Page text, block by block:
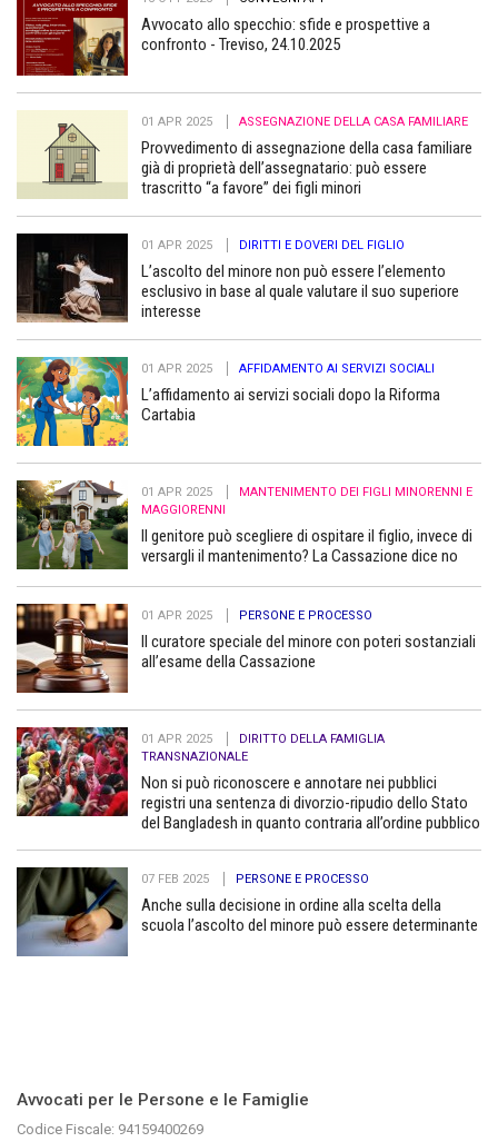
Avvocato allo specchio: sfide e prospettive a
confronto - Treviso, 24.10.2025
01 APR 2025 ASSEGNAZIONE DELLA CASA FAMILIARE
Provvedimento di assegnazione della casa familiare
già di proprietà dell’assegnatario: può essere
trascritto “a favore” dei figli minori
01 APR 2025 DIRITTI E DOVERI DEL FIGLIO
L’ascolto del minore non può essere l’elemento
esclusivo in base al quale valutare il suo superiore
interesse
01 APR 2025 AFFIDAMENTO AI SERVIZI SOCIALI
L’affidamento ai servizi sociali dopo la Riforma
Cartabia
01 APR 2025
MANTENIMENTO DEI FIGLI MINORENNI E
MAGGIORENNI
Il genitore può scegliere di ospitare il figlio, invece di
versargli il mantenimento? La Cassazione dice no
01 APR 2025 PERSONE E PROCESSO
Il curatore speciale del minore con poteri sostanziali
all’esame della Cassazione
01 APR 2025
DIRITTO DELLA FAMIGLIA
TRANSNAZIONALE
Non si può riconoscere e annotare nei pubblici
registri una sentenza di divorzio-ripudio dello Stato
del Bangladesh in quanto contraria all’ordine pubblico
07 FEB 2025 PERSONE E PROCESSO
Anche sulla decisione in ordine alla scelta della
scuola l’ascolto del minore può essere determinante
Avvocati per le Persone e le Famiglie
Codice Fiscale: 94159400269